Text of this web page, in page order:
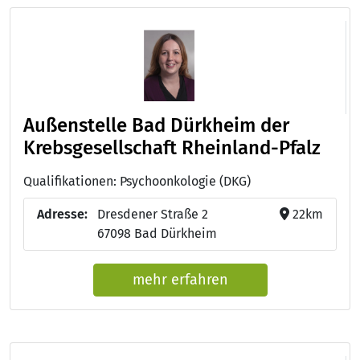
Außenstelle Bad Dürkheim der
Krebsgesellschaft Rheinland-Pfalz
Qualifikationen: Psychoonkologie (DKG)
Adresse:
Dresdener Straße 2
67098 Bad Dürkheim
22km
mehr erfahren